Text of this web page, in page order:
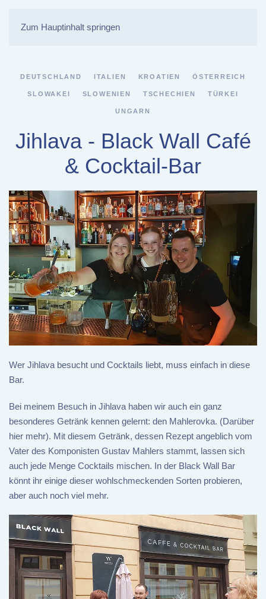
Zum Hauptinhalt springen
DEUTSCHLAND ITALIEN KROATIEN ÖSTERREICH
SLOWAKEI SLOWENIEN TSCHECHIEN TÜRKEI
UNGARN
Jihlava - Black Wall Café
& Cocktail-Bar
Wer Jihlava besucht und Cocktails liebt, muss einfach in diese
Bar.
Bei meinem Besuch in Jihlava haben wir auch ein ganz
besonderes Getränk kennen gelernt: den Mahlerovka. (Darüber
hier mehr). Mit diesem Getränk, dessen Rezept angeblich vom
Vater des Komponisten Gustav Mahlers stammt, lassen sich
auch jede Menge Cocktails mischen. In der Black Wall Bar
könnt ihr einige dieser wohlschmeckenden Sorten probieren,
aber auch noch viel mehr.